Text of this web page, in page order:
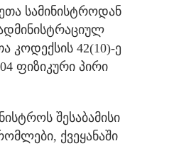
სამინისტროდან
კოდექსის 42(10)-ე
ფიზიკური პირი
შესაბამისი
ქვეყანაში